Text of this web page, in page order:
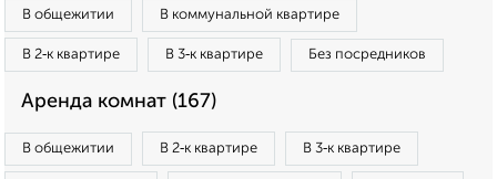
В общежитии В коммунальной квартире
В 2‑к квартире В 3‑к квартире Без посредников
Аренда комнат (167)
В общежитии В 2‑к квартире В 3‑к квартире